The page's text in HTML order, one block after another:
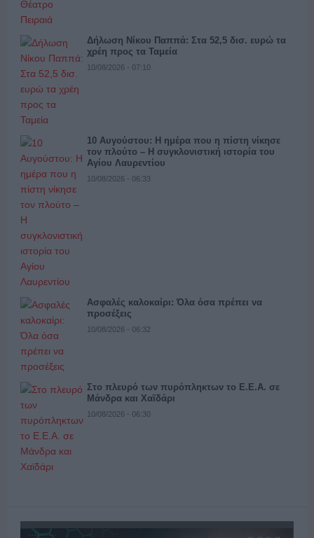
Δήλωση Νίκου Παππά: Στα 52,5 δισ. ευρώ τα
χρέη προς τα Ταμεία
10/08/2026 - 07:10
10 Αυγούστου: Η ημέρα που η πίστη νίκησε
τον πλούτο – Η συγκλονιστική ιστορία του
Αγίου Λαυρεντίου
10/08/2026 - 06:33
Ασφαλές καλοκαίρι: Όλα όσα πρέπει να
προσέξεις
10/08/2026 - 06:32
Στο πλευρό των πυρόπληκτων το Ε.Ε.Α. σε
Μάνδρα και Χαϊδάρι
10/08/2026 - 06:30